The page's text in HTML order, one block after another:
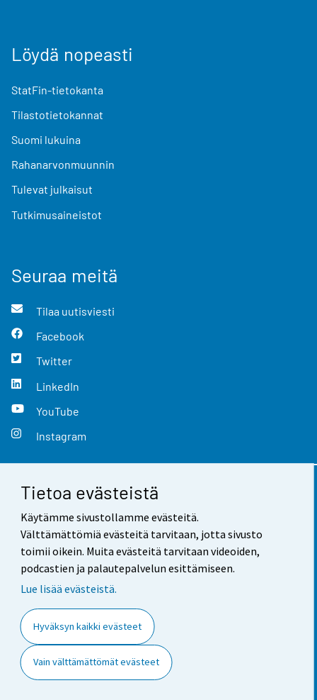
Tietoa evästeistä
Käytämme sivustollamme evästeitä.
Välttämättömiä evästeitä tarvitaan, jotta sivusto
toimii oikein. Muita evästeitä tarvitaan videoiden,
podcastien ja palautepalvelun esittämiseen.
Lue lisää evästeistä.
Hyväksyn kaikki evästeet
Vain välttämättömät evästeet
Löydä nopeasti
StatFin-tietokanta
Tilastotietokannat
Suomi lukuina
Rahanarvonmuunnin
Tulevat julkaisut
Tutkimusaineistot
Seuraa meitä
Tilaa uutisviesti
Facebook
Twitter
LinkedIn
YouTube
Instagram
Yhteystiedot
Palaute
Käyttöehdot
Saavutettavuus
Tietoa sivustosta
Evästeasetukset